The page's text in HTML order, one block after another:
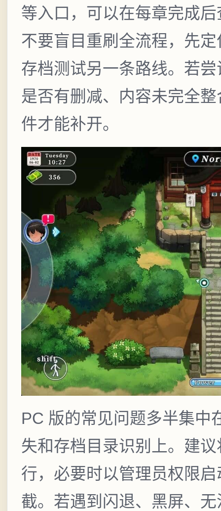
等入口，可以在每章完成
不要盲目重刷全流程，先
存档测试另一条路线。若
是否有删减、内容未完全
件才能补开。
PC 版的常见问题多半集中
失和存档目录识别上。建
行，必要时以管理员权限
截。若遇到闪退、黑屏、